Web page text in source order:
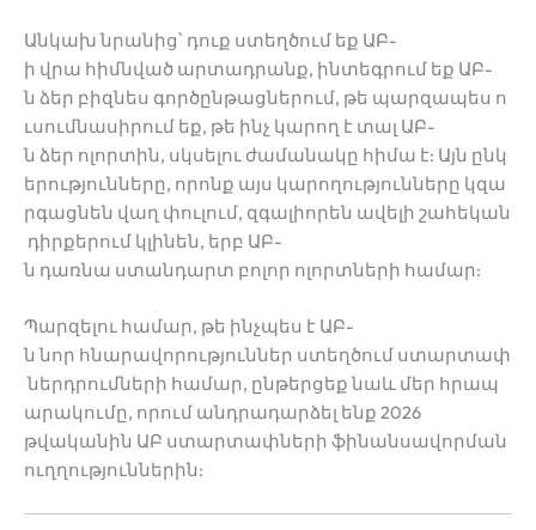
Անկախ նրանից՝ դուք ստեղծում եք ԱԲ-
ի վրա հիմնված արտադրանք, ինտեգրում եք ԱԲ-
ն ձեր բիզնես գործընթացներում, թե պարզապես ո
ւսումնասիրում եք, թե ինչ կարող է տալ ԱԲ-
ն ձեր ոլորտին, սկսելու ժամանակը հիմա է: Այն ընկ
երությունները, որոնք այս կարողությունները կզա
րգացնեն վաղ փուլում, զգալիորեն ավելի շահեկան
դիրքերում կլինեն, երբ ԱԲ-
ն դառնա ստանդարտ բոլոր ոլորտների համար:
Պարզելու համար, թե ինչպես է ԱԲ-
ն նոր հնարավորություններ ստեղծում ստարտափ
ներդրումների համար, ընթերցեք նաև մեր հրապ
արակումը, որում անդրադարձել ենք 2026
թվականին ԱԲ ստարտափների ֆինանսավորման
ուղղություններին: